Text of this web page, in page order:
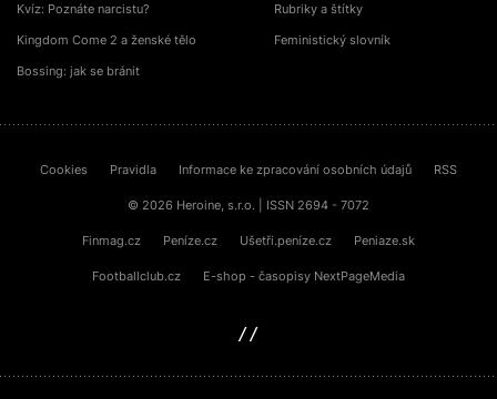
Kvíz: Poznáte narcistu?
Kingdom Come 2 a ženské tělo
Bossing: jak se bránit
Rubriky a štítky
Feministický slovník
Cookies Pravidla Informace ke zpracování osobních údajů RSS
© 2026 Heroine, s.r.o. | ISSN 2694 - 7072
Finmag.cz Peníze.cz Ušetři.peníze.cz Peniaze.sk
Footballclub.cz E-shop - časopisy NextPageMedia